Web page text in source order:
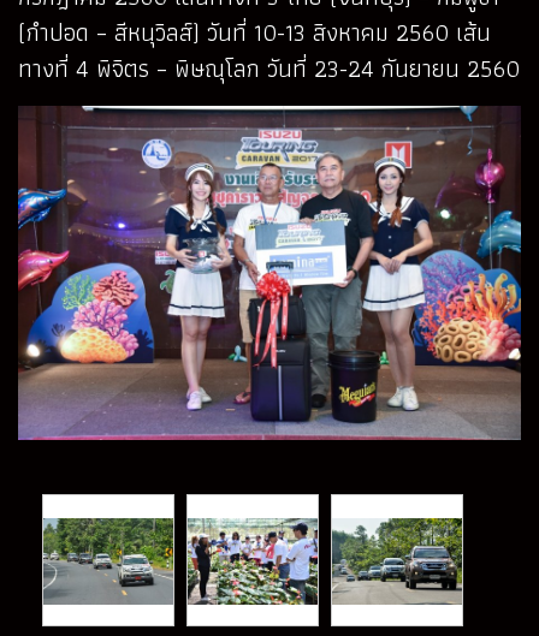
(กำปอด – สีหนุวิลส์) วันที่ 10-13 สิงหาคม 2560 เส้น
ทางที่ 4 พิจิตร – พิษณุโลก วันที่ 23-24 กันยายน 2560